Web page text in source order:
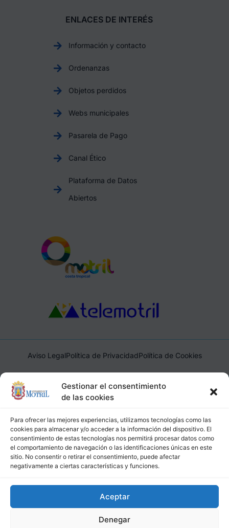
Gestionar el consentimiento
de las cookies
Para ofrecer las mejores experiencias, utilizamos tecnologías como las
cookies para almacenar y/o acceder a la información del dispositivo. El
consentimiento de estas tecnologías nos permitirá procesar datos como
el comportamiento de navegación o las identificaciones únicas en este
sitio. No consentir o retirar el consentimiento, puede afectar
negativamente a ciertas características y funciones.
Aceptar
Denegar
ENLACES DE INTERÉS
Información y contacto
Ordenanzas
Objetos perdidos
Webs municipales
Pasarela de Pago
Canal Ético
Plataforma de Datos
Abiertos
Aviso LegalPolítica de PrivacidadPolítica de Cookies
Ayuntamiento de Motril, Plaza de España, 1, 18600, Motril,
(Granada), CIF: P1814200J, DIR3: L01181400